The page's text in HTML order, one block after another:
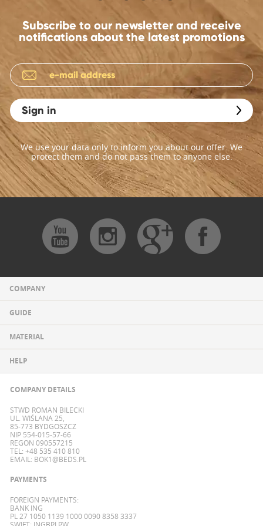
Subscribe to our newsletter and receive
notifications about the latest promotions
Sign in
We use your data only to inform you about our offer. We
protect them and do not pass them to anyone else.
COMPANY
GUIDE
MATERIAL
HELP
COMPANY DETAILS
STWD ROMAN BILECKI
UL. WIŚLANA 25,
85-773 BYDGOSZCZ
NIP 554-015-57-66
REGON 090557215
TEL: +48 535 410 810
EMAIL: BOK1@BEDS.PL
PAYMENTS
FOREIGN PAYMENTS:
BANK ING
PL 27 1050 1139 1000 0090 8358 3337
SWIFT: INGBPLPW